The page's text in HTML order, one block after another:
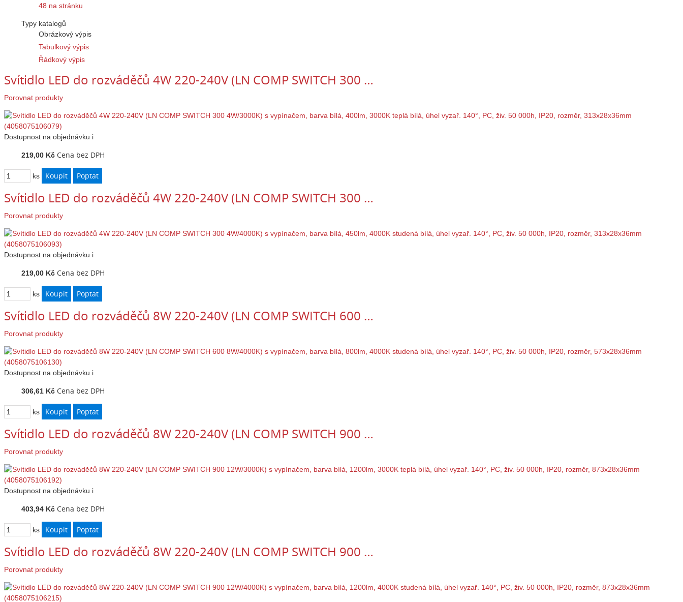
48 na stránku
Typy katalogů
Obrázkový výpis
Tabulkový výpis
Řádkový výpis
Svítidlo LED do rozváděčů 4W 220-240V (LN COMP SWITCH 300 …
Porovnat produkty
Dostupnost na objednávku i
219,00 Kč Cena bez DPH
ks
Svítidlo LED do rozváděčů 4W 220-240V (LN COMP SWITCH 300 …
Porovnat produkty
Dostupnost na objednávku i
219,00 Kč Cena bez DPH
ks
Svítidlo LED do rozváděčů 8W 220-240V (LN COMP SWITCH 600 …
Porovnat produkty
Dostupnost na objednávku i
306,61 Kč Cena bez DPH
ks
Svítidlo LED do rozváděčů 8W 220-240V (LN COMP SWITCH 900 …
Porovnat produkty
Dostupnost na objednávku i
403,94 Kč Cena bez DPH
ks
Svítidlo LED do rozváděčů 8W 220-240V (LN COMP SWITCH 900 …
Porovnat produkty